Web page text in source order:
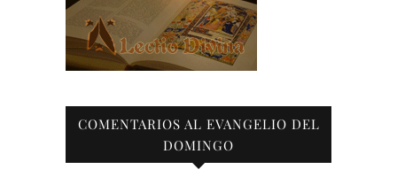
COMENTARIOS AL EVANGELIO DEL
DOMINGO